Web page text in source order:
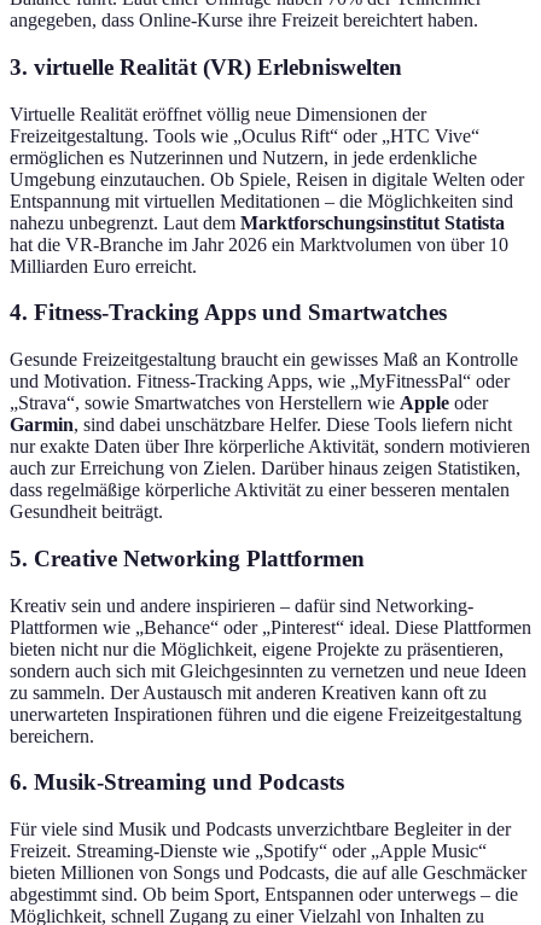
angegeben, dass Online-Kurse ihre Freizeit bereichtert haben.
3. virtuelle Realität (VR) Erlebniswelten
Virtuelle Realität eröffnet völlig neue Dimensionen der
Freizeitgestaltung. Tools wie „Oculus Rift“ oder „HTC Vive“
ermöglichen es Nutzerinnen und Nutzern, in jede erdenkliche
Umgebung einzutauchen. Ob Spiele, Reisen in digitale Welten oder
Entspannung mit virtuellen Meditationen – die Möglichkeiten sind
nahezu unbegrenzt. Laut dem Marktforschungsinstitut Statista
hat die VR-Branche im Jahr 2026 ein Marktvolumen von über 10
Milliarden Euro erreicht.
4. Fitness-Tracking Apps und Smartwatches
Gesunde Freizeitgestaltung braucht ein gewisses Maß an Kontrolle
und Motivation. Fitness-Tracking Apps, wie „MyFitnessPal“ oder
„Strava“, sowie Smartwatches von Herstellern wie Apple oder
Garmin, sind dabei unschätzbare Helfer. Diese Tools liefern nicht
nur exakte Daten über Ihre körperliche Aktivität, sondern motivieren
auch zur Erreichung von Zielen. Darüber hinaus zeigen Statistiken,
dass regelmäßige körperliche Aktivität zu einer besseren mentalen
Gesundheit beiträgt.
5. Creative Networking Plattformen
Kreativ sein und andere inspirieren – dafür sind Networking-
Plattformen wie „Behance“ oder „Pinterest“ ideal. Diese Plattformen
bieten nicht nur die Möglichkeit, eigene Projekte zu präsentieren,
sondern auch sich mit Gleichgesinnten zu vernetzen und neue Ideen
zu sammeln. Der Austausch mit anderen Kreativen kann oft zu
unerwarteten Inspirationen führen und die eigene Freizeitgestaltung
bereichern.
6. Musik-Streaming und Podcasts
Für viele sind Musik und Podcasts unverzichtbare Begleiter in der
Freizeit. Streaming-Dienste wie „Spotify“ oder „Apple Music“
bieten Millionen von Songs und Podcasts, die auf alle Geschmäcker
abgestimmt sind. Ob beim Sport, Entspannen oder unterwegs – die
Möglichkeit, schnell Zugang zu einer Vielzahl von Inhalten zu